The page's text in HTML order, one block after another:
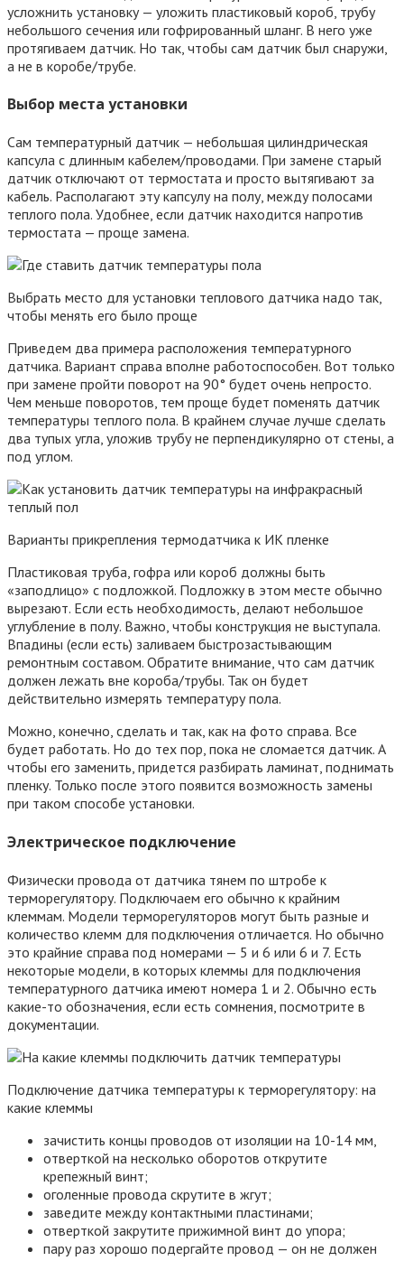
усложнить установку — уложить пластиковый короб, трубу
небольшого сечения или гофрированный шланг. В него уже
протягиваем датчик. Но так, чтобы сам датчик был снаружи,
а не в коробе/трубе.
Выбор места установки
Сам температурный датчик — небольшая цилиндрическая
капсула с длинным кабелем/проводами. При замене старый
датчик отключают от термостата и просто вытягивают за
кабель. Располагают эту капсулу на полу, между полосами
теплого пола. Удобнее, если датчик находится напротив
термостата — проще замена.
Выбрать место для установки теплового датчика надо так,
чтобы менять его было проще
Приведем два примера расположения температурного
датчика. Вариант справа вполне работоспособен. Вот только
при замене пройти поворот на 90° будет очень непросто.
Чем меньше поворотов, тем проще будет поменять датчик
температуры теплого пола. В крайнем случае лучше сделать
два тупых угла, уложив трубу не перпендикулярно от стены, а
под углом.
Варианты прикрепления термодатчика к ИК пленке
Пластиковая труба, гофра или короб должны быть
«заподлицо» с подложкой. Подложку в этом месте обычно
вырезают. Если есть необходимость, делают небольшое
углубление в полу. Важно, чтобы конструкция не выступала.
Впадины (если есть) заливаем быстрозастывающим
ремонтным составом. Обратите внимание, что сам датчик
должен лежать вне короба/трубы. Так он будет
действительно измерять температуру пола.
Можно, конечно, сделать и так, как на фото справа. Все
будет работать. Но до тех пор, пока не сломается датчик. А
чтобы его заменить, придется разбирать ламинат, поднимать
пленку. Только после этого появится возможность замены
при таком способе установки.
Электрическое подключение
Физически провода от датчика тянем по штробе к
терморегулятору. Подключаем его обычно к крайним
клеммам. Модели терморегуляторов могут быть разные и
количество клемм для подключения отличается. Но обычно
это крайние справа под номерами — 5 и 6 или 6 и 7. Есть
некоторые модели, в которых клеммы для подключения
температурного датчика имеют номера 1 и 2. Обычно есть
какие-то обозначения, если есть сомнения, посмотрите в
документации.
Подключение датчика температуры к терморегулятору: на
какие клеммы
зачистить концы проводов от изоляции на 10-14 мм,
отверткой на несколько оборотов открутите
крепежный винт;
оголенные провода скрутите в жгут;
заведите между контактными пластинами;
отверткой закрутите прижимной винт до упора;
пару раз хорошо подергайте провод — он не должен